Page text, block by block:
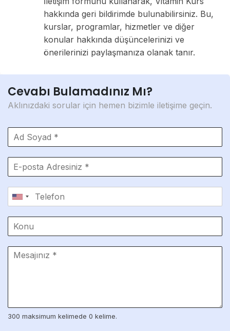
hakkında geri bildirimde bulunabilirsiniz. Bu,
kurslar, programlar, hizmetler ve diğer
konular hakkında düşüncelerinizi ve
önerilerinizi paylaşmanıza olanak tanır.
Cevabı Bulamadınız Mı?
Aklınızdaki sorular için hemen bizimle iletişime geçin.
300 maksimum kelimede 0 kelime.